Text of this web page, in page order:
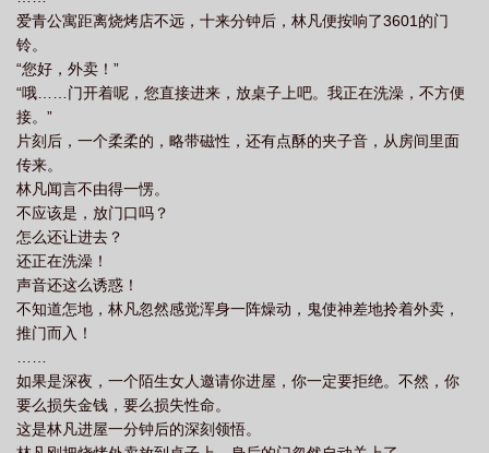
爱青公寓距离烧烤店不远，十来分钟后，林凡便按响了3601的门
铃。
“您好，外卖！”
“哦……门开着呢，您直接进来，放桌子上吧。我正在洗澡，不方便
接。”
片刻后，一个柔柔的，略带磁性，还有点酥的夹子音，从房间里面
传来。
林凡闻言不由得一愣。
不应该是，放门口吗？
怎么还让进去？
还正在洗澡！
声音还这么诱惑！
不知道怎地，林凡忽然感觉浑身一阵燥动，鬼使神差地拎着外卖，
推门而入！
如果是深夜，一个陌生女人邀请你进屋，你一定要拒绝。不然，你
要么损失金钱，要么损失性命。
这是林凡进屋一分钟后的深刻领悟。